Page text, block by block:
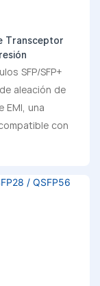
Transceptor
SFP/SFP+
aleación de
EMI, una
con